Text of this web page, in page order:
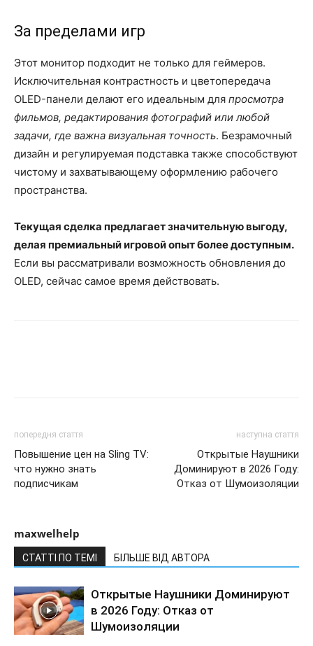
За пределами игр
Этот монитор подходит не только для геймеров.
Исключительная контрастность и цветопередача
OLED-панели делают его идеальным для просмотра
фильмов, редактирования фотографий или любой
задачи, где важна визуальная точность. Безрамочный
дизайн и регулируемая подставка также способствуют
чистому и захватывающему оформлению рабочего
пространства.
Текущая сделка предлагает значительную выгоду,
делая премиальный игровой опыт более доступным.
Если вы рассматривали возможность обновления до
OLED, сейчас самое время действовать.
попередня стаття
Повышение цен на Sling TV:
что нужно знать
подписчикам
наступна стаття
Открытые Наушники
Доминируют в 2026 Году:
Отказ от Шумоизоляции
maxwelhelp
СТАТТІ ПО ТЕМІ БІЛЬШЕ ВІД АВТОРА
Открытые Наушники Доминируют
в 2026 Году: Отказ от
Шумоизоляции